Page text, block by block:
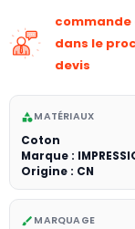
commande
dans le
devis
categoryMATÉRIAUX
Coton
Marque :
Origine : CN
brush MARQUAGE